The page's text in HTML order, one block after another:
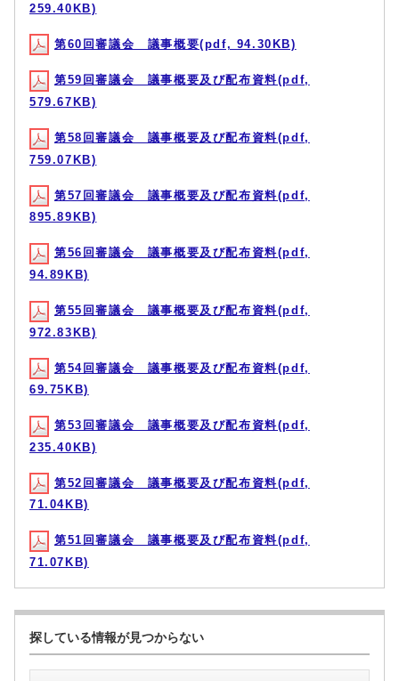
259.40KB)
第60回審議会 議事概要(pdf, 94.30KB)
第59回審議会 議事概要及び配布資料(pdf,
579.67KB)
第58回審議会 議事概要及び配布資料(pdf,
759.07KB)
第57回審議会 議事概要及び配布資料(pdf,
895.89KB)
第56回審議会 議事概要及び配布資料(pdf,
94.89KB)
第55回審議会 議事概要及び配布資料(pdf,
972.83KB)
第54回審議会 議事概要及び配布資料(pdf,
69.75KB)
第53回審議会 議事概要及び配布資料(pdf,
235.40KB)
第52回審議会 議事概要及び配布資料(pdf,
71.04KB)
第51回審議会 議事概要及び配布資料(pdf,
71.07KB)
探している情報が見つからない